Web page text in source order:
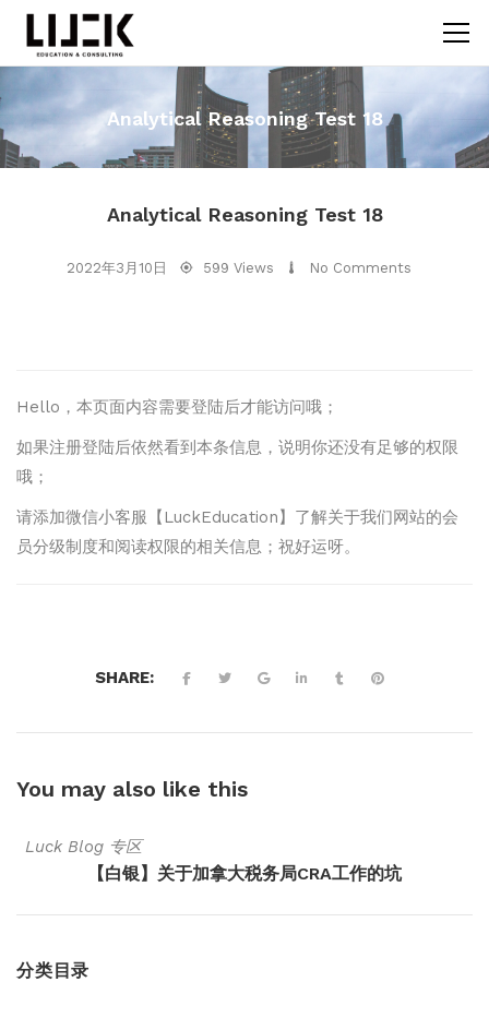
Analytical Reasoning Test 18
Analytical Reasoning Test 18
2022年3月10日 599 Views No Comments
Hello，本页面内容需要登陆后才能访问哦；
如果注册登陆后依然看到本条信息，说明你还没有足够的权限
哦；
请添加微信小客服【LuckEducation】了解关于我们网站的会
员分级制度和阅读权限的相关信息；祝好运呀。
SHARE:
You may also like this
Luck Blog 专区
【白银】关于加拿大税务局CRA工作的坑
分类目录